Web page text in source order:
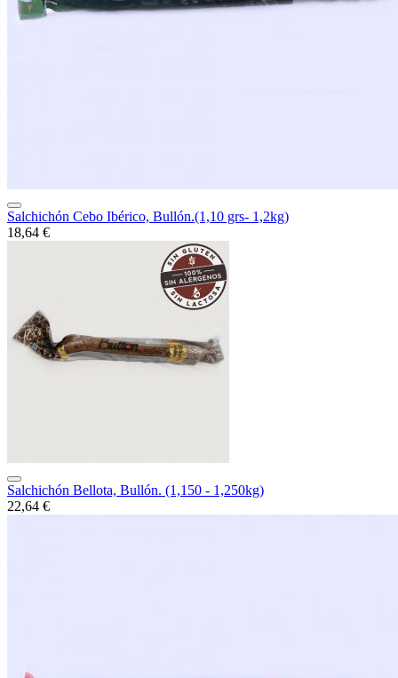
Salchichón Cebo Ibérico, Bullón.(1,10 grs- 1,2kg)
18,64 €
Salchichón Bellota, Bullón. (1,150 - 1,250kg)
22,64 €